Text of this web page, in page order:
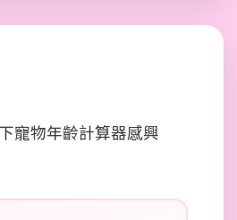
寵物年齡計算器感興